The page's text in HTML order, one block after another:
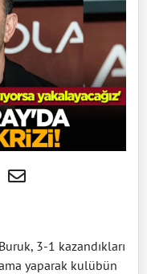
3-1 kazandıkları
yaparak kulübün